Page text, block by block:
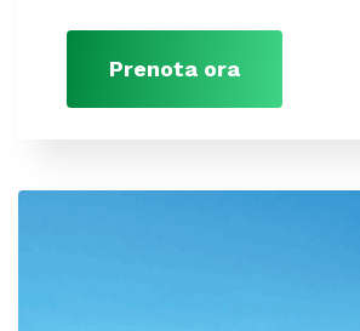
Prenota ora